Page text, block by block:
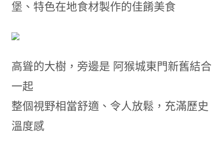
堡、特色在地食材製作的佳餚美食
高聳的大樹，旁邊是 阿猴城東門新舊結合
一起
整個視野相當舒適、令人放鬆，充滿歷史
溫度感